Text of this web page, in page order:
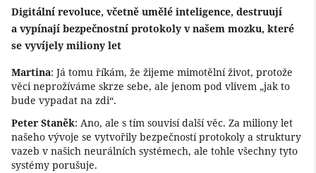
Digitální revoluce, včetně umělé inteligence, destruují
a vypínají bezpečnostní protokoly v našem mozku, které
se vyvíjely miliony let
Martina: Já tomu říkám, že žijeme mimotělní život, protože
věci neprožíváme skrze sebe, ale jenom pod vlivem „jak to
bude vypadat na zdi“.
Peter Staněk: Ano, ale s tím souvisí další věc. Za miliony let
našeho vývoje se vytvořily bezpečností protokoly a struktury
vazeb v našich neurálních systémech, ale tohle všechny tyto
systémy porušuje.